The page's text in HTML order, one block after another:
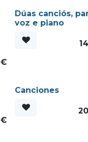
€
Dúas canciós,
voz e piano
€
Canciones